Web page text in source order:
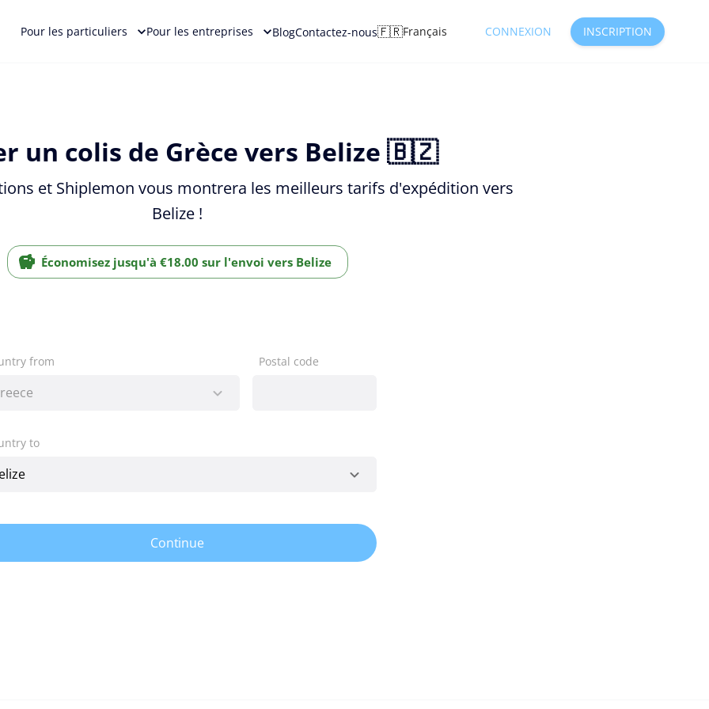
Pour les particuliers Pour les entreprises BlogContactez-nous🇫🇷Français CONNEXION INSCRIPTION
un colis de Grèce vers Belize 🇧🇿
et Shiplemon vous montrera les meilleurs tarifs d'expédition vers
Belize !
Économisez jusqu'à €18.00 sur l'envoi vers Belize
from Postal code
to
Continue